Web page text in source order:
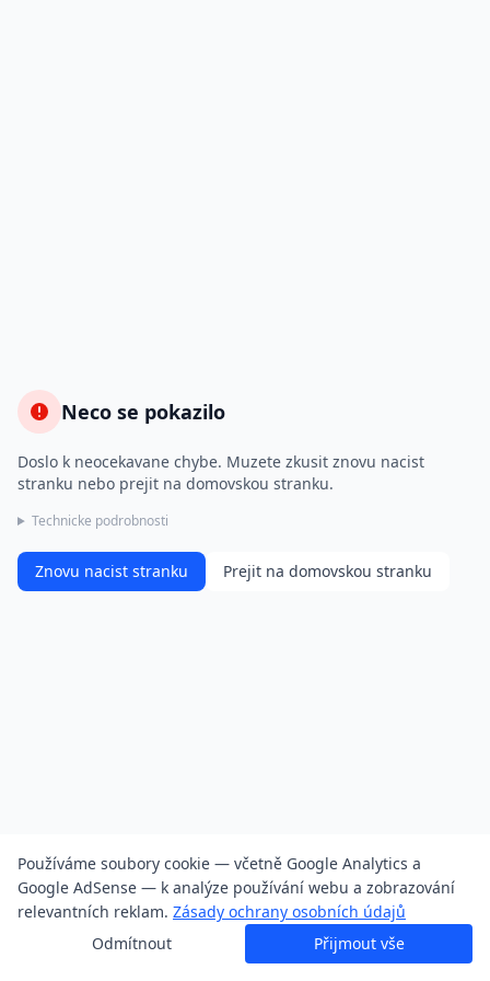
Neco se pokazilo
Doslo k neocekavane chybe. Muzete zkusit znovu nacist
stranku nebo prejit na domovskou stranku.
Technicke podrobnosti
Znovu nacist stranku Prejit na domovskou stranku
Používáme soubory cookie — včetně Google Analytics a
Google AdSense — k analýze používání webu a zobrazování
relevantních reklam. Zásady ochrany osobních údajů
Odmítnout
Přijmout vše